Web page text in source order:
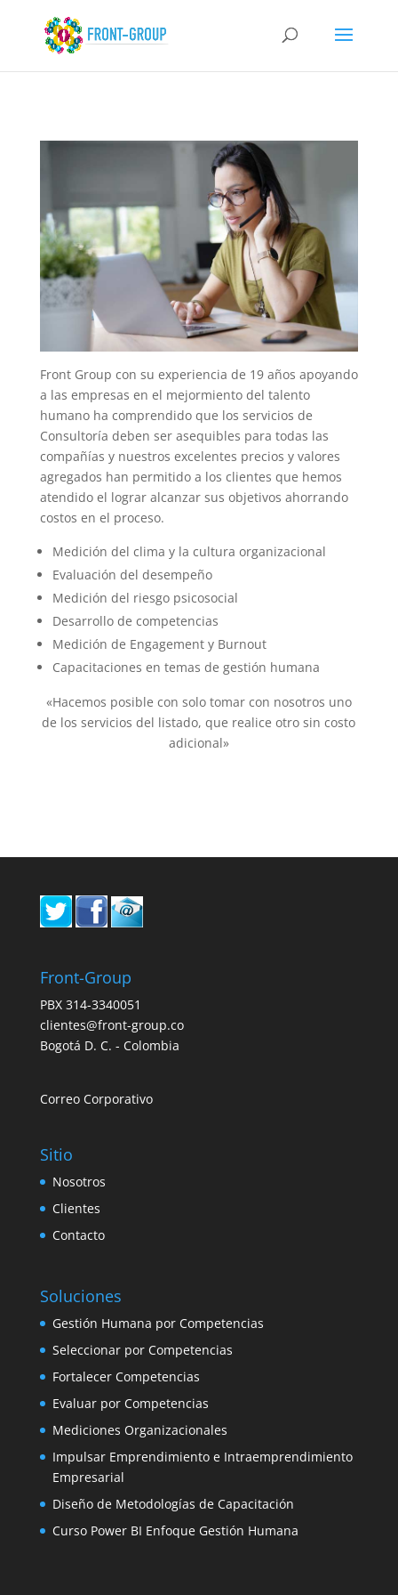
Front Group con su experiencia de 19 años apoyando
a las empresas en el mejormiento del talento
humano ha comprendido que los servicios de
Consultoría deben ser asequibles para todas las
compañías y nuestros excelentes precios y valores
agregados han permitido a los clientes que hemos
atendido el lograr alcanzar sus objetivos ahorrando
costos en el proceso.
Medición del clima y la cultura organizacional
Evaluación del desempeño
Medición del riesgo psicosocial
Desarrollo de competencias
Medición de Engagement y Burnout
Capacitaciones en temas de gestión humana
«Hacemos posible con solo tomar con nosotros uno
de los servicios del listado, que realice otro sin costo
adicional»
Front-Group
PBX 314-3340051
clientes@front-group.co
Bogotá D. C. - Colombia
Correo Corporativo
Sitio
Nosotros
Clientes
Contacto
Soluciones
Gestión Humana por Competencias
Seleccionar por Competencias
Fortalecer Competencias
Evaluar por Competencias
Mediciones Organizacionales
Impulsar Emprendimiento e Intraemprendimiento
Empresarial
Diseño de Metodologías de Capacitación
Curso Power BI Enfoque Gestión Humana